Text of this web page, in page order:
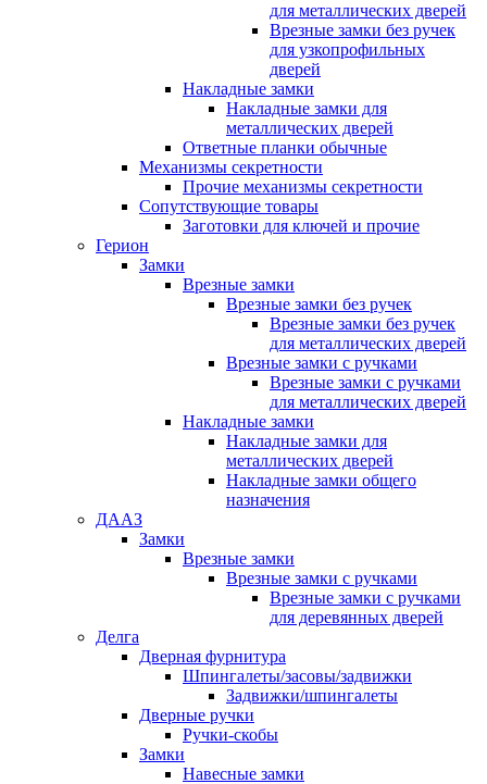
для металлических дверей
Врезные замки без ручек
для узкопрофильных
дверей
Накладные замки
Накладные замки для
металлических дверей
Ответные планки обычные
Механизмы секретности
Прочие механизмы секретности
Сопутствующие товары
Заготовки для ключей и прочие
Герион
Замки
Врезные замки
Врезные замки без ручек
Врезные замки без ручек
для металлических дверей
Врезные замки с ручками
Врезные замки с ручками
для металлических дверей
Накладные замки
Накладные замки для
металлических дверей
Накладные замки общего
назначения
ДААЗ
Замки
Врезные замки
Врезные замки с ручками
Врезные замки с ручками
для деревянных дверей
Делга
Дверная фурнитура
Шпингалеты/засовы/задвижки
Задвижки/шпингалеты
Дверные ручки
Ручки-скобы
Замки
Навесные замки